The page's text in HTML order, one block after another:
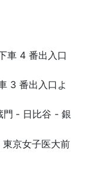
車 4 番出入口
3 番出入口よ
門 - 日比谷 - 銀
京女子医大前